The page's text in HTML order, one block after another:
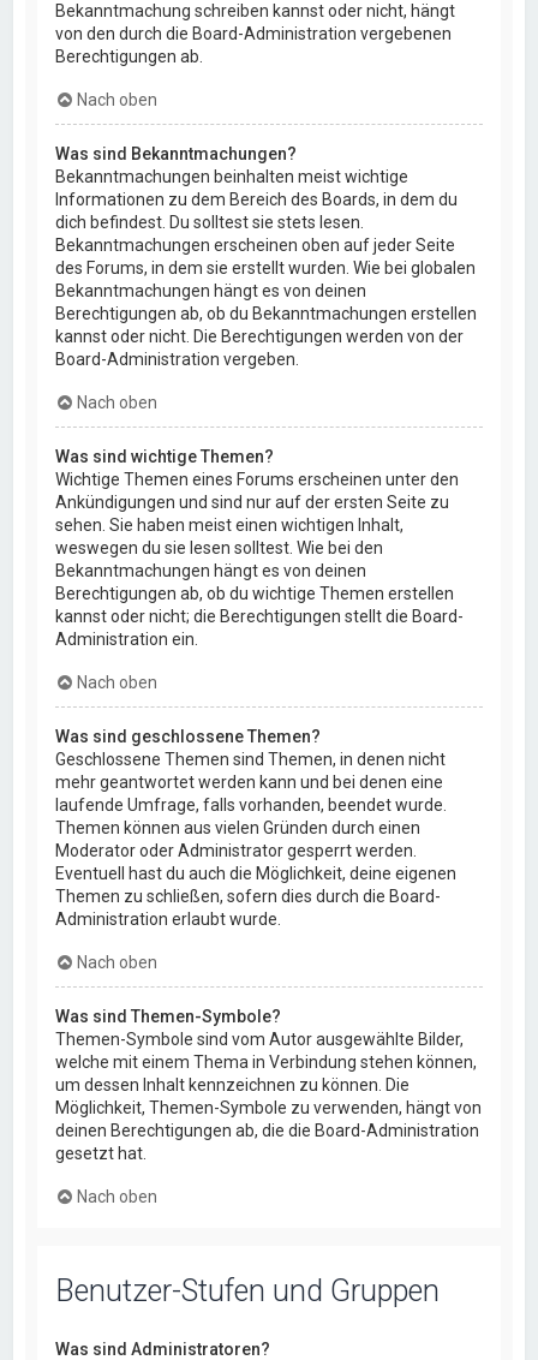
Bekanntmachung schreiben kannst oder nicht, hängt
von den durch die Board-Administration vergebenen
Berechtigungen ab.
Nach oben
Was sind Bekanntmachungen?
Bekanntmachungen beinhalten meist wichtige
Informationen zu dem Bereich des Boards, in dem du
dich befindest. Du solltest sie stets lesen.
Bekanntmachungen erscheinen oben auf jeder Seite
des Forums, in dem sie erstellt wurden. Wie bei globalen
Bekanntmachungen hängt es von deinen
Berechtigungen ab, ob du Bekanntmachungen erstellen
kannst oder nicht. Die Berechtigungen werden von der
Board-Administration vergeben.
Nach oben
Was sind wichtige Themen?
Wichtige Themen eines Forums erscheinen unter den
Ankündigungen und sind nur auf der ersten Seite zu
sehen. Sie haben meist einen wichtigen Inhalt,
weswegen du sie lesen solltest. Wie bei den
Bekanntmachungen hängt es von deinen
Berechtigungen ab, ob du wichtige Themen erstellen
kannst oder nicht; die Berechtigungen stellt die Board-
Administration ein.
Nach oben
Was sind geschlossene Themen?
Geschlossene Themen sind Themen, in denen nicht
mehr geantwortet werden kann und bei denen eine
laufende Umfrage, falls vorhanden, beendet wurde.
Themen können aus vielen Gründen durch einen
Moderator oder Administrator gesperrt werden.
Eventuell hast du auch die Möglichkeit, deine eigenen
Themen zu schließen, sofern dies durch die Board-
Administration erlaubt wurde.
Nach oben
Was sind Themen-Symbole?
Themen-Symbole sind vom Autor ausgewählte Bilder,
welche mit einem Thema in Verbindung stehen können,
um dessen Inhalt kennzeichnen zu können. Die
Möglichkeit, Themen-Symbole zu verwenden, hängt von
deinen Berechtigungen ab, die die Board-Administration
gesetzt hat.
Nach oben
Benutzer-Stufen und Gruppen
Was sind Administratoren?